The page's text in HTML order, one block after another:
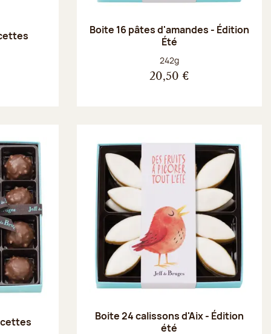
Boite 16 pâtes d'amandes - Édition
Été
Poids net :
242g
20,50 €
Boite 24 calissons d'Aix - Édition
été